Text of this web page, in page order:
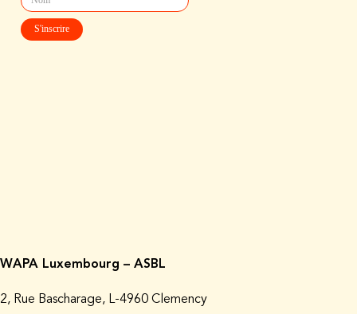
WAPA Luxembourg – ASBL
2, Rue Bascharage, L-4960 Clemency